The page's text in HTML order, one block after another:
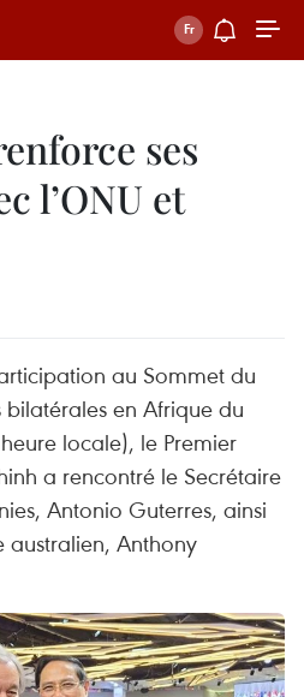
ses
l’ONU et
au Sommet du
en Afrique du
locale), le Premier
a rencontré le Secrétaire
Antonio Guterres, ainsi
australien, Anthony